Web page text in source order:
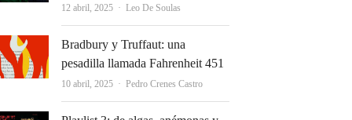
12 abril, 2025 Autor
Leo De Soulas
Bradbury y Truffaut: una
pesadilla llamada Fahrenheit 451
10 abril, 2025 Autor
Pedro Crenes Castro